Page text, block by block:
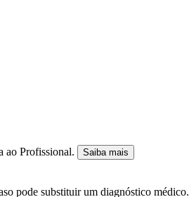
ao Profissional.
Saiba mais
pode substituir um diagnóstico médico.